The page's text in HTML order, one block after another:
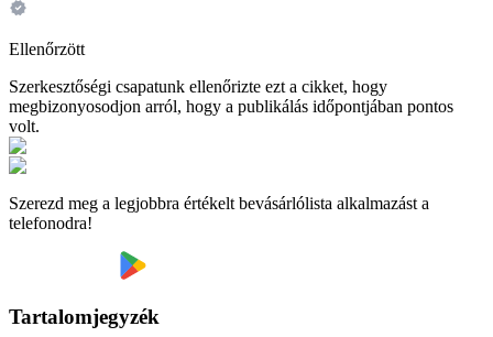
Ellenőrzött
Szerkesztőségi csapatunk ellenőrizte ezt a cikket, hogy
megbizonyosodjon arról, hogy a publikálás időpontjában pontos
volt.
Szerezd meg a legjobbra értékelt bevásárlólista alkalmazást a
telefonodra!
Tartalomjegyzék